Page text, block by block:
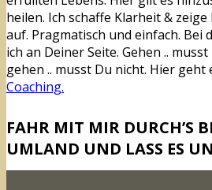
heilen. Ich schaffe Klarheit &
auf. Pragmatisch und einfach. Bei
ich an Deiner Seite. Gehen ..
gehen .. musst Du nicht. Hier geht
Coaching.
FAHR MIT MIR DURCH’S
UMLAND UND LASS ES